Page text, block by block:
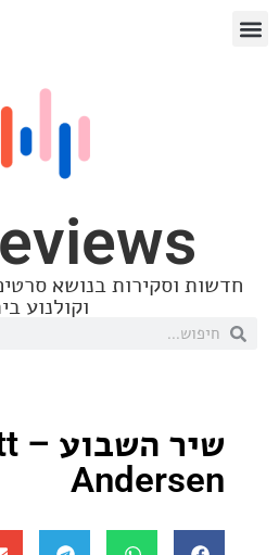
בנושא סרטים, מוזיקה,
וקולנוע ביתי
שיר השבוע – Matt